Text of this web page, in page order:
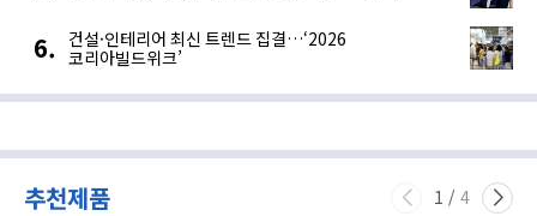
건설·인테리어 최신 트렌드 집결…‘2026
코리아빌드위크’
추천제품 1 / 4